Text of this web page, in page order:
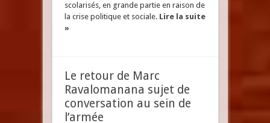
scolarisés, en grande partie en raison de
la crise politique et sociale. Lire la suite
»
Le retour de Marc
Ravalomanana sujet de
conversation au sein de
l’armée